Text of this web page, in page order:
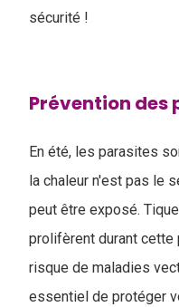
sécurité !
Prévention
En été, les parasites
la chaleur n'est pas le
peut être exposé.
prolifèrent durant cette
risque de maladies
essentiel de protéger